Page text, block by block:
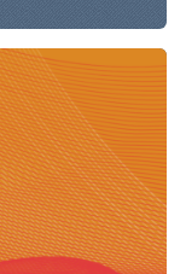
plan d’action